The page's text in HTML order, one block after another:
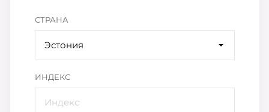
СТРАНА
Эстония
ИНДЕКС